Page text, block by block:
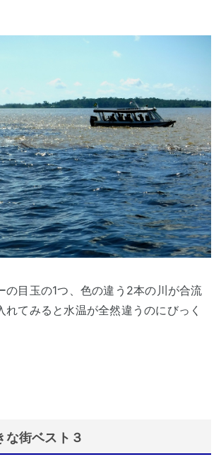
の目玉の1つ、色の違う2本の川が合流
れてみると水温が全然違うのにびっく
な街ベスト３